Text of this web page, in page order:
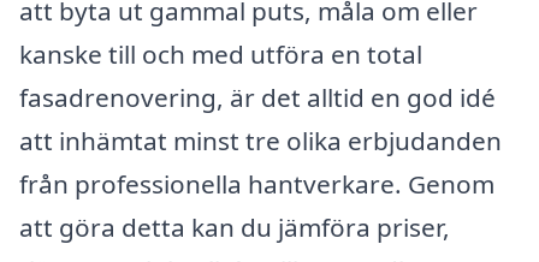
att byta ut gammal puts, måla om eller
kanske till och med utföra en total
fasadrenovering, är det alltid en god idé
att inhämtat minst tre olika erbjudanden
från professionella hantverkare. Genom
att göra detta kan du jämföra priser,